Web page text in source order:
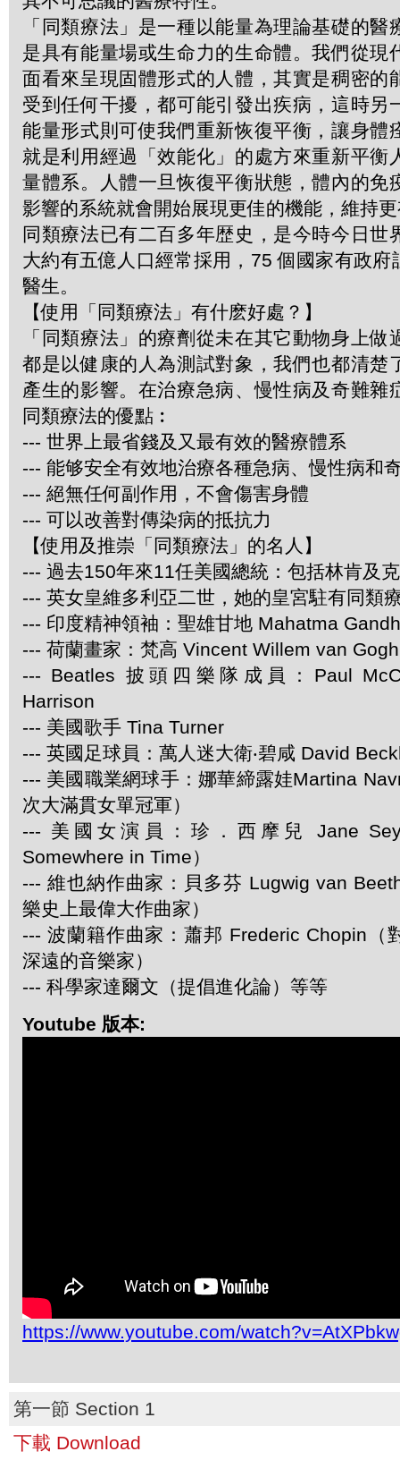
「同類療法」是一種以能量為理論基礎的醫
是具有能量場或生命力的生命體。我們從現
面看來呈現固體形式的人體，其實是稠密的
受到任何干擾，都可能引發出疾病，這時另
能量形式則可使我們重新恢復平衡，讓身體
就是利用經過「效能化」的處方來重新平衡
量體系。人體一旦恢復平衡狀態，體內的免
影響的系統就會開始展現更佳的機能，維持
同類療法已有二百多年歴史，是今時今日世
大約有五億人口經常採用，75 個國家有政府
醫生。
【使用「同類療法」有什麽好處？】
「同類療法」的療劑從未在其它動物身上做
都是以健康的人為測試對象，我們也都清楚
產生的影響。在治療急病、慢性病及奇難雜
同類療法的優點︰
--- 世界上最省錢及又最有效的醫療體系
--- 能够安全有效地治療各種急病、慢性病和
--- 絕無任何副作用，不會傷害身體
--- 可以改善對傳染病的抵抗力
【使用及推崇「同類療法」的名人】
--- 過去150年來11任美國總統：包括林肯及
--- 英女皇維多利亞二世，她的皇宮駐有同類
--- 印度精神領袖：聖雄甘地 Mahatma
--- 荷蘭畫家：梵高 Vincent Willem van Gogh
--- Beatles 披頭四樂隊成員：Paul
Harrison
--- 美國歌手 Tina Turner
--- 英國足球員：萬人迷大衛‧碧咸 David
--- 美國職業網球手：娜華締露娃Martina
次大滿貫女單冠軍）
--- 美國女演員：珍．西摩兒 Jane
Somewhere in Time）
--- 維也納作曲家：貝多芬 Lugwig van
樂史上最偉大作曲家）
--- 波蘭籍作曲家：蕭邦 Frederic Chopin（
深遠的音樂家）
--- 科學家達爾文（提倡進化論）等等
Youtube 版本:
https://www.youtube.com/
第一節 Section 1
下載 Download